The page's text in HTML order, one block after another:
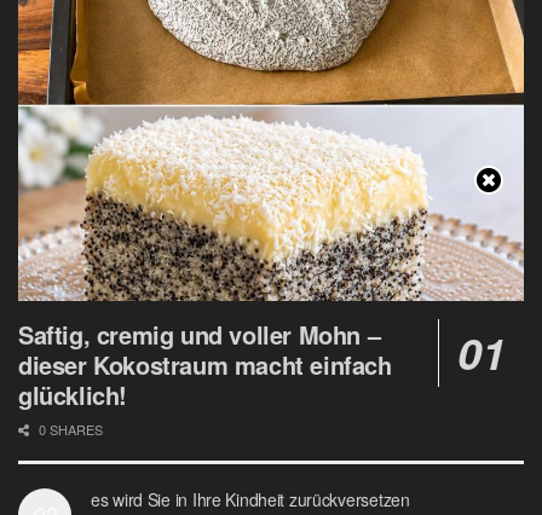
Saftig, cremig und voller Mohn –
dieser Kokostraum macht einfach
glücklich!
0 SHARES
es wird Sie in Ihre Kindheit zurückversetzen